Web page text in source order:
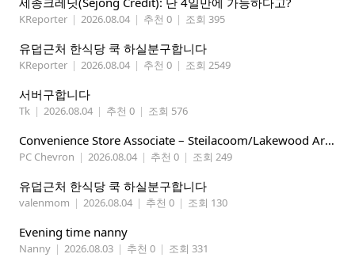
KReporter | 2026.08.04 | 추천 0 | 조회 395
유덥근처 한식당 쿡 하실분구합니다
KReporter | 2026.08.04 | 추천 0 | 조회 2549
서버구합니다
Tk | 2026.08.04 | 추천 0 | 조회 576
Convenience Store Associate – Steilacoom/Lakewood Area, $19 -$21/hr
PC Chevron | 2026.08.04 | 추천 0 | 조회 249
유덥근처 한식당 쿡 하실분구합니다
valenmom | 2026.08.04 | 추천 0 | 조회 130
Evening time nanny
Nanny | 2026.08.03 | 추천 0 | 조회 331